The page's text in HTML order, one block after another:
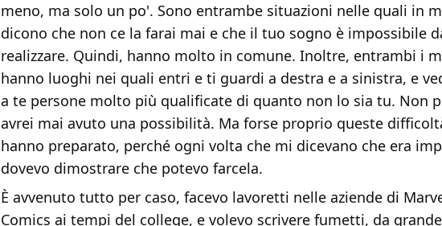
meno, ma solo un po'. Sono entrambe situazioni nelle quali in
dicono che non ce la farai mai e che il tuo sogno è impossibile
realizzare. Quindi, hanno molto in comune. Inoltre, entrambi i
hanno luoghi nei quali entri e ti guardi a destra e a sinistra, e
a te persone molto più qualificate di quanto non lo sia tu. Non
avrei mai avuto una possibilità. Ma forse proprio queste
hanno preparato, perché ogni volta che mi dicevano che era
dovevo dimostrare che potevo farcela.
È avvenuto tutto per caso, facevo lavoretti nelle aziende di
Comics ai tempi del college, e volevo scrivere fumetti, da